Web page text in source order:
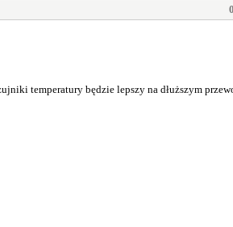
temperatury będzie lepszy na dłuższym